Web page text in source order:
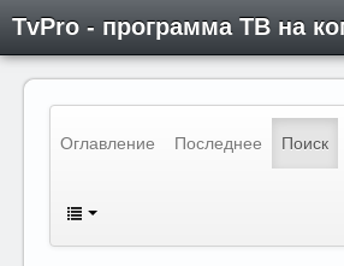
TvPro - программа ТВ на
Оглавление Последнее Поиск